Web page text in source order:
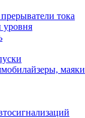
тока
уровня
маяки